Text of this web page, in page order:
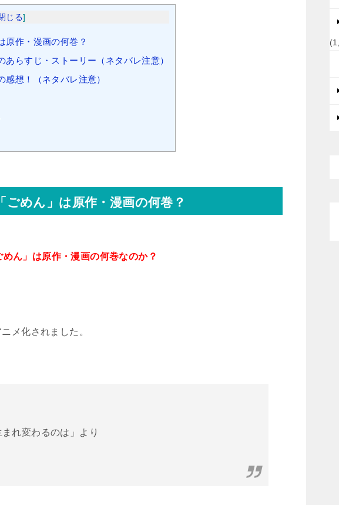
じる]
原作・漫画の何巻？
らすじ・ストーリー（ネタバレ注意）
想！（ネタバレ注意）
めん」は原作・漫画の何巻？
ん」は原作・漫画の何巻なのか？
メ化されました。
れ変わるのは」より